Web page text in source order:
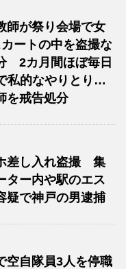
師が祭り会場で女
ートの中を盗撮な
2カ月間ほぼ毎日
私的なやりとり…
を戒告処分
差し入れ盗撮 集
ター内や駅のエス
で神戸の男逮捕
空自隊員3人を停職